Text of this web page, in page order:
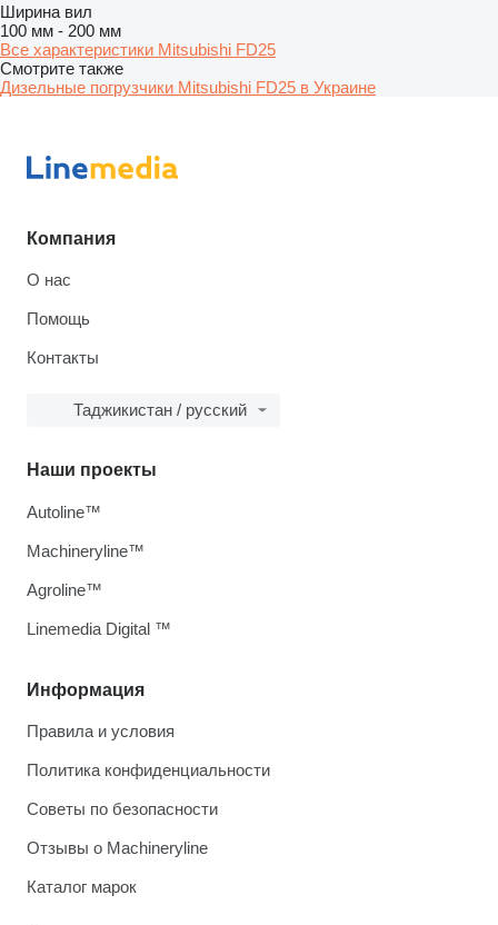
Ширина вил
100 мм - 200 мм
Все характеристики Mitsubishi FD25
Смотрите также
Дизельные погрузчики Mitsubishi FD25 в Украине
Компания
О нас
Помощь
Контакты
Таджикистан / русский
Информация
Правила и условия
Политика конфиденциальности
Советы по безопасности
Отзывы о Machineryline
Каталог марок
Наши проекты
Autoline™
Machineryline™
Agroline™
Linemedia Digital ™